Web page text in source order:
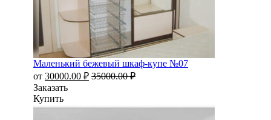
Маленький бежевый шкаф-купе №07
от 30000.00 ₽ 35000.00₽
Заказать
Купить